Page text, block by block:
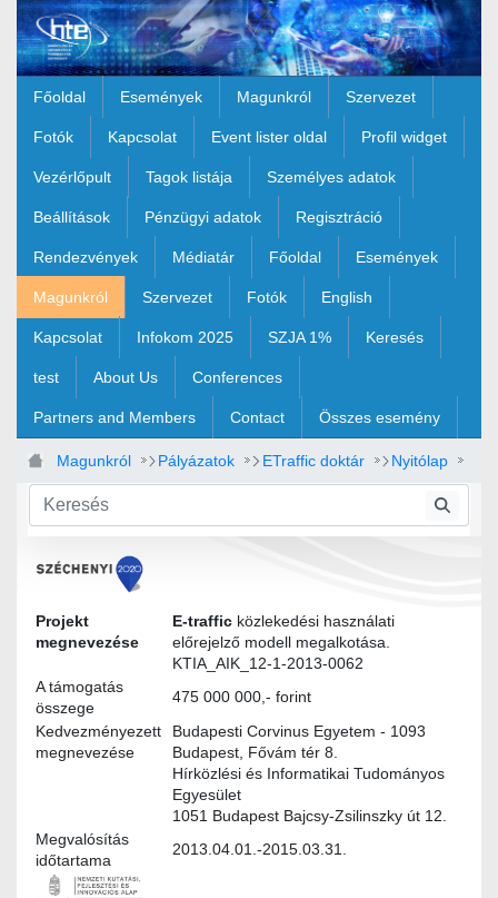
Ugrás a fő tartalomhoz
Főoldal Események Magunkról Szervezet
Fotók Kapcsolat Event lister oldal Profil widget
Vezérlőpult Tagok listája Személyes adatok
Beállítások Pénzügyi adatok Regisztráció
Rendezvények Médiatár Főoldal Események
Magunkról Szervezet Fotók English
Kapcsolat Infokom 2025 SZJA 1% Keresés
test About Us Conferences
Partners and Members Contact Összes esemény
Magunkról Pályázatok ETraffic doktár Nyitólap
Felhasználói igények
Projekt
megnevezése
E-traffic közlekedési használati
előrejelző modell megalkotása.
KTIA_AIK_12-1-2013-0062
A támogatás
összege
475 000 000,- forint
Kedvezményezett
megnevezése
Budapesti Corvinus Egyetem - 1093
Budapest, Fővám tér 8.
Hírközlési és Informatikai Tudományos
Egyesület
1051 Budapest Bajcsy-Zsilinszky út 12.
Megvalósítás
időtartama
2013.04.01.-2015.03.31.